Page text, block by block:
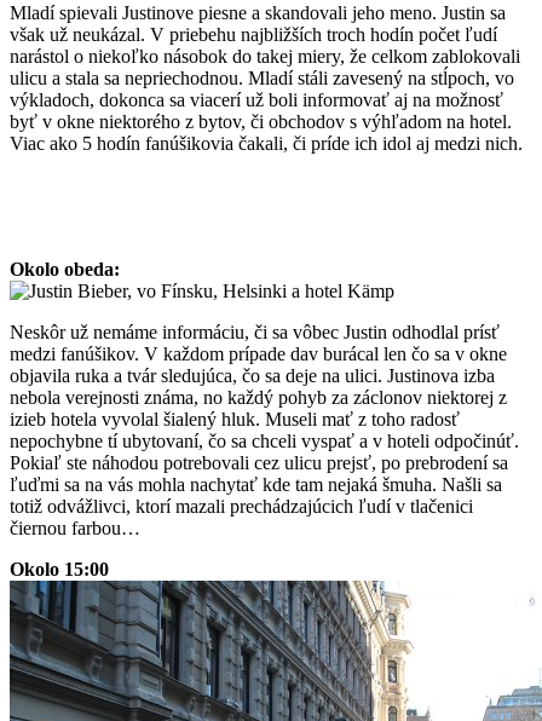
Mladí spievali Justinove piesne a skandovali jeho meno. Justin sa
však už neukázal. V priebehu najbližších troch hodín počet ľudí
narástol o niekoľko násobok do takej miery, že celkom zablokovali
ulicu a stala sa nepriechodnou. Mladí stáli zavesený na stĺpoch, vo
výkladoch, dokonca sa viacerí už boli informovať aj na možnosť
byť v okne niektorého z bytov, či obchodov s výhľadom na hotel.
Viac ako 5 hodín fanúšikovia čakali, či príde ich idol aj medzi nich.
Okolo obeda:
Neskôr už nemáme informáciu, či sa vôbec Justin odhodlal prísť
medzi fanúšikov. V každom prípade dav burácal len čo sa v okne
objavila ruka a tvár sledujúca, čo sa deje na ulici. Justinova izba
nebola verejnosti známa, no každý pohyb za záclonov niektorej z
izieb hotela vyvolal šialený hluk. Museli mať z toho radosť
nepochybne tí ubytovaní, čo sa chceli vyspať a v hoteli odpočinúť.
Pokiaľ ste náhodou potrebovali cez ulicu prejsť, po prebrodení sa
ľuďmi sa na vás mohla nachytať kde tam nejaká šmuha. Našli sa
totiž odvážlivci, ktorí mazali prechádzajúcich ľudí v tlačenici
čiernou farbou…
Okolo 15:00